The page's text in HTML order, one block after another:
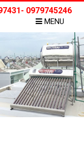
0979745246
MENU